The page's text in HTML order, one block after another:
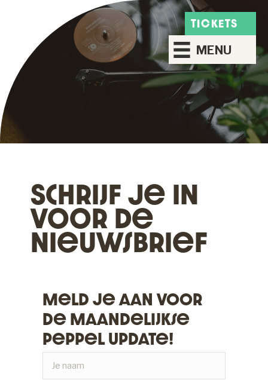
TICKETS
MENU
Schrijf Je In
Voor De
Nieuwsbrief
Meld Je Aan Voor
De Maandelijkse
Peppel Update!